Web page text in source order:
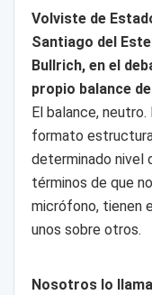
Volviste de
Santiago del
Bullrich, en el
propio balance
El balance,
formato
determinado nivel
términos de que
micrófono, tienen
unos sobre otros.
Nosotros lo